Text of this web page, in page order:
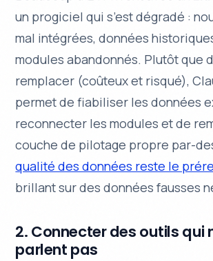
un progiciel qui s’est dégradé :
mal intégrées, données
modules abandonnés. Plutôt que
remplacer (coûteux et risqué),
permet de fiabiliser les données
reconnecter les modules et de
couche de pilotage propre par-
qualité des données reste le
brillant sur des données fausses
2. Connecter des outils qui
parlent pas